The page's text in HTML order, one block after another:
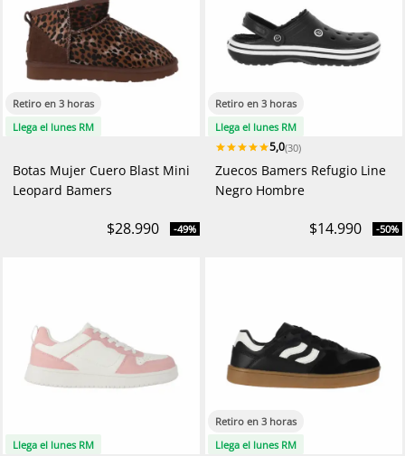
Retiro en 3 horas
Llega el lunes RM
Botas Mujer Cuero Blast Mini
Leopard Bamers
$28.990 -49%
Retiro en 3 horas
Llega el lunes RM
5,0(30)
Zuecos Bamers Refugio Line
Negro Hombre
$14.990 -50%
Llega el lunes RM
Retiro en 3 horas
Llega el lunes RM